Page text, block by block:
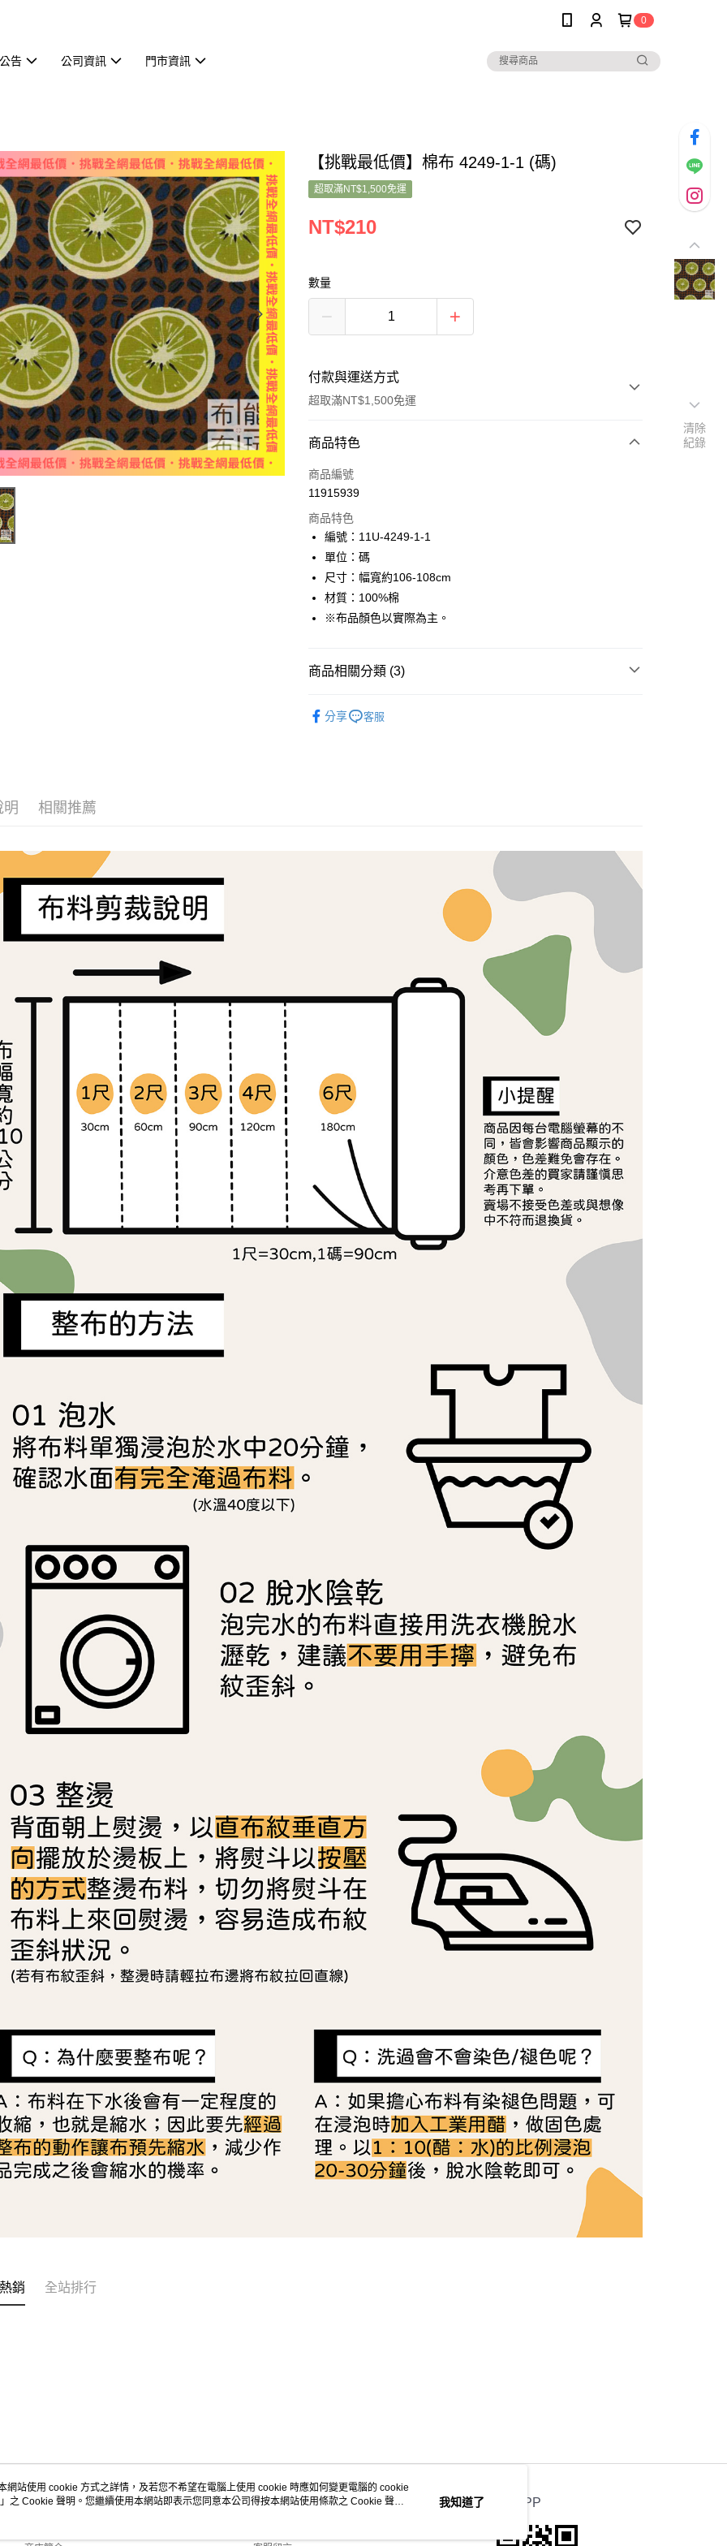
0
告 公司資訊 門市資訊
【挑戰最低價】棉布 4249-1-1 (碼)
超取滿NT$1,500免運
NT$210
數量
付款與運送方式
超取滿NT$1,500免運
付款方式
信用卡一次付款
LINE Pay
Apple Pay
街口支付
Google Pay
每筆NT$150，滿NT$1,500(含以上)免運費
商品特色
商品編號
11915939
商品特色
編號：11U-4249-1-1
單位：碼
尺寸：幅寬約106-108cm
材質：100%棉
※布品顏色以實際為主。
商品相關分類 (3)
分享 客服
明 相關推薦
銷 全站排行
關於我們 客服資訊 官方APP
清除
紀錄
網站使用 cookie 方式之詳情，及若您不希望在電腦上使用 cookie 時應如何變更電腦的 cookie
」之 Cookie 聲明。您繼續使用本網站即表示您同意本公司得按本網站使用條款之 Cookie 聲明
我知道了